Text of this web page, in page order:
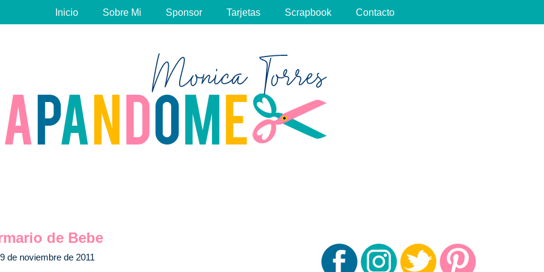
Inicio Sobre Mi Sponsor Tarjetas Scrapbook Contacto
de Bebe
de noviembre de 2011